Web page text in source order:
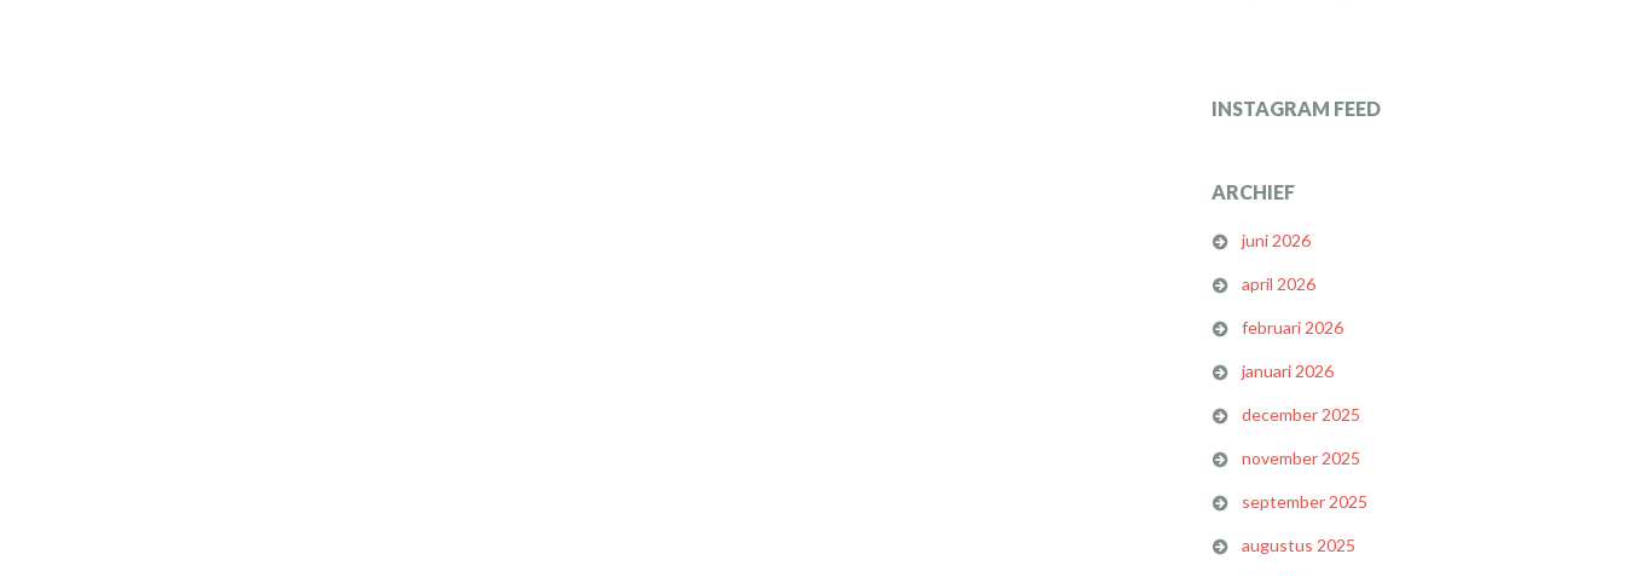
INSTAGRAM FEED
ARCHIEF
juni 2026
april 2026
februari 2026
januari 2026
december 2025
november 2025
september 2025
augustus 2025